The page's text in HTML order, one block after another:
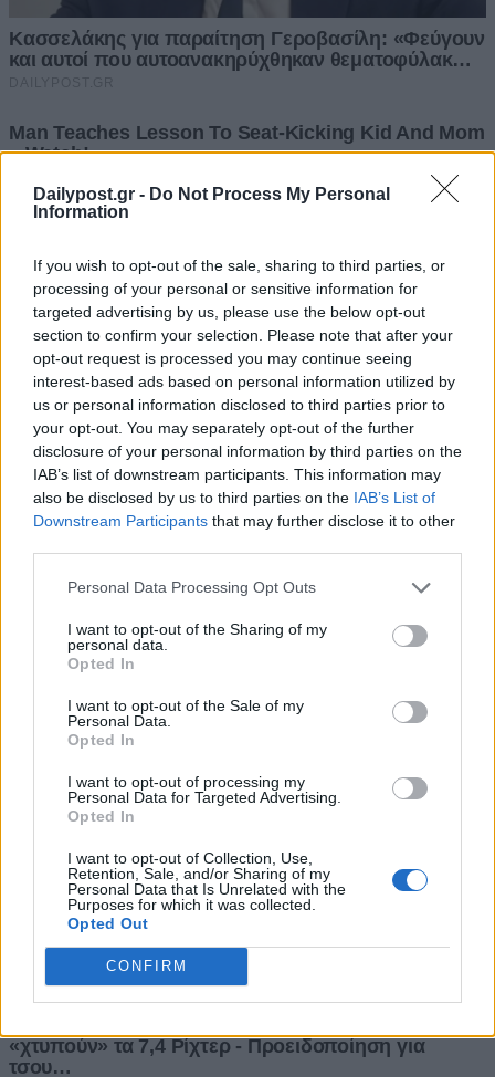
Dailypost.gr - Do Not Process My Personal
Information
If you wish to opt-out of the sale, sharing to third parties, or
processing of your personal or sensitive information for
targeted advertising by us, please use the below opt-out
section to confirm your selection. Please note that after your
opt-out request is processed you may continue seeing
interest-based ads based on personal information utilized by
us or personal information disclosed to third parties prior to
your opt-out. You may separately opt-out of the further
disclosure of your personal information by third parties on the
IAB’s list of downstream participants. This information may
also be disclosed by us to third parties on the IAB’s List of
Downstream Participants that may further disclose it to other
Personal Data Processing Opt Outs
I want to opt-out of the Sharing of my
personal data.
Opted In
I want to opt-out of the Sale of my
Personal Data.
Opted In
I want to opt-out of processing my
Personal Data for Targeted Advertising.
Opted In
I want to opt-out of Collection, Use,
Retention, Sale, and/or Sharing of my
Personal Data that Is Unrelated with the
Purposes for which it was collected.
Opted Out
CONFIRM